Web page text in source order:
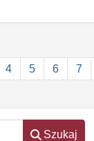
Szukaj
4 5 6 7